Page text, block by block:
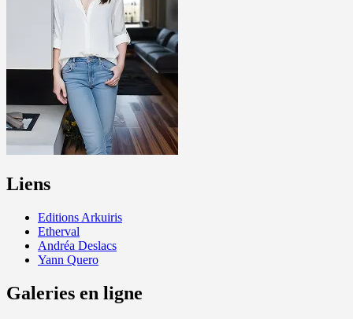
Liens
Editions Arkuiris
Etherval
Andréa Deslacs
Yann Quero
Galeries en ligne